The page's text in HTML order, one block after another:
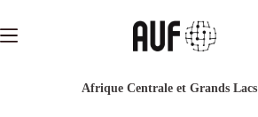
contenu
Afrique Centrale et Grands Lacs